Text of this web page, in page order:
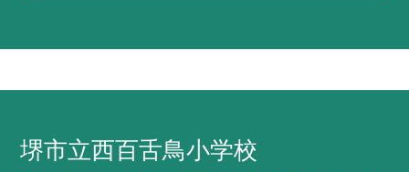
堺市立西百舌鳥小学校